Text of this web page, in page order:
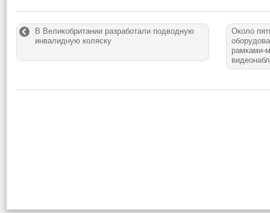
В Великобритании разработали подводную
инвалидную коляску
Около
рамками-